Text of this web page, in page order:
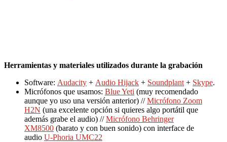
Herramientas y materiales utilizados durante la grabación
Software: Audacity + Audio Hijack + Soundplant + Skype.
Micrófonos que usamos: Blue Yeti (muy recomendado
aunque yo uso una versión anterior) //Micrófono Zoom
H2N (una excelente opción si quieres algo portátil que
además grabe el audio) //Micrófono Behringer
XM8500 (barato y con buen sonido) con interface de
audio U-Phoria UMC22